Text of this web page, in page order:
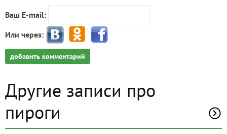
Ваш E-mail:
Или через:
добавить комментарий
Другие записи про
пироги